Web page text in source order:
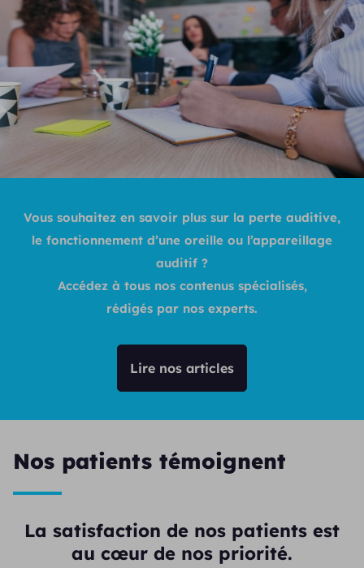
Vous souhaitez en savoir plus sur la perte auditive,
le fonctionnement d’une oreille ou l’appareillage
auditif ?
Accédez à tous nos contenus spécialisés,
rédigés par nos experts.
Lire nos articles
Nos patients témoignent
La satisfaction de nos patients est
au cœur de nos priorité.